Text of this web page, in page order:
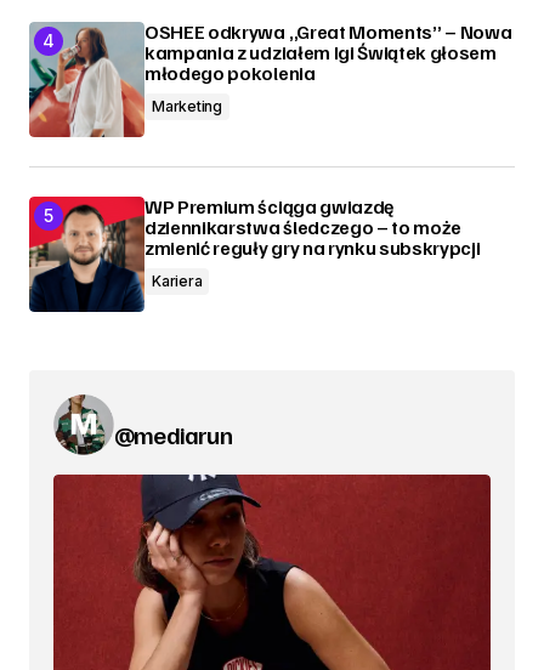
OSHEE odkrywa „Great Moments” – Nowa
kampania z udziałem Igi Świątek głosem
młodego pokolenia
Marketing
WP Premium ściąga gwiazdę
dziennikarstwa śledczego – to może
zmienić reguły gry na rynku subskrypcji
Kariera
@mediarun